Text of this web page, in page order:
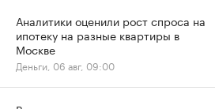
Аналитики оценили рост спроса на
ипотеку на разные квартиры в
Москве
Деньги, 06 авг, 09:00